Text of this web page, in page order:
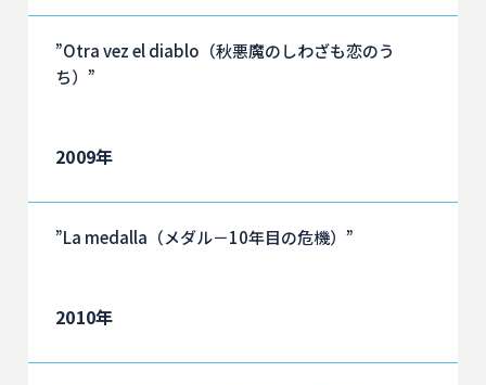
”Otra vez el diablo（秋悪魔のしわざも恋のう
ち）”
2009年
”La medalla（メダル－10年目の危機）”
2010年